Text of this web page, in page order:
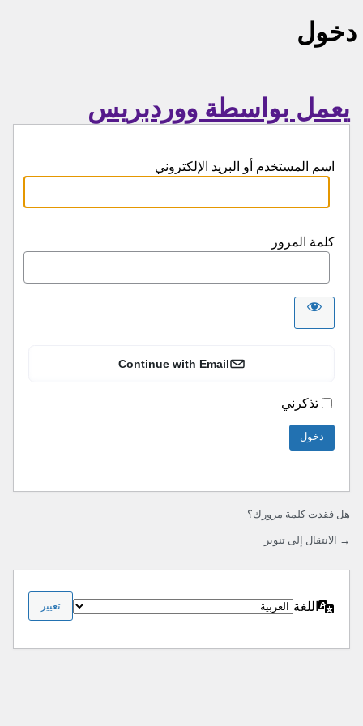
دخول
يعمل بواسطة ووردبريس
اسم المستخدم أو البريد الإلكتروني
كلمة المرور
Continue with Email
تذكرني
هل فقدت كلمة مرورك؟
→ الانتقال إلى تنوير
اللغة